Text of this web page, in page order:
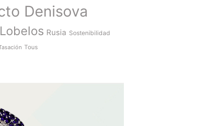
Denisova
Rusia Sostenibilidad
Tous